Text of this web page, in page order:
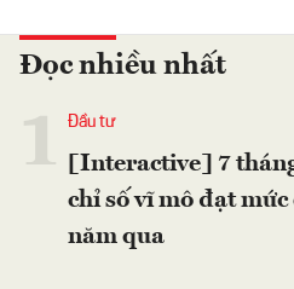
Đọc nhiều nhất
Đầu tư
[Interactive] 7
chỉ số vĩ mô đạt
năm qua